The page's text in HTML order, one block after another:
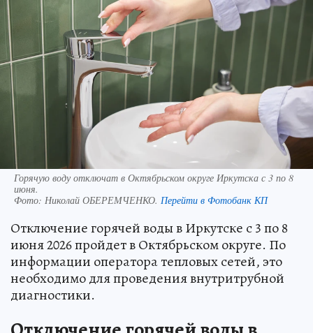
Горячую воду отключат в Октябрьском округе Иркутска с 3 по 8
июня.
Фото: Николай ОБЕРЕМЧЕНКО. Перейти в Фотобанк КП
Отключение горячей воды в Иркутске с 3 по 8
июня 2026 пройдет в Октябрьском округе. По
информации оператора тепловых сетей, это
необходимо для проведения внутритрубной
диагностики.